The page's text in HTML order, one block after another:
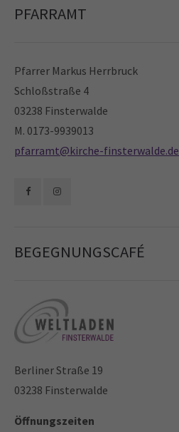
PFARRAMT
Pfarrer Markus Herrbruck
Schloßstraße 4
03238 Finsterwalde
M. 0173-9939013
pfarramt@kirche-finsterwalde.de
BEGEGNUNGSCAFÉ
Berliner Straße 19
03238 Finsterwalde
Öffnungszeiten